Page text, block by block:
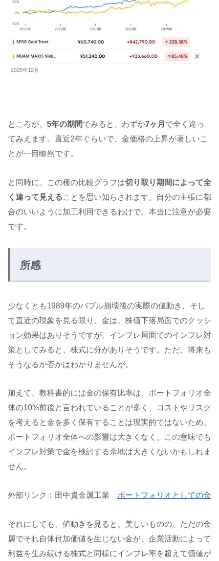
2025年12月
ところが、 5年の期間でみると、わずか7ヶ月 で全く違っ
てみえます。直近2年ぐらいで、金価格の上昇が著しいこ
とが一目瞭然です。
と同時に、この種の比較グラフは切り取り期間によって全
く違って見えることを思い知らされます。自分の主張に都
合のいいように加工利用できるわけで、本当に注意が必要
です。
所感
少なくとも1989年のバブル崩壊後の実際の値動き、そし
て直近の現象を見る限り、金は、株価下落局面でのクッシ
ョン効果はありそうですが、インフレ局面でのインフレ対
策としてみると、株式に分がありそうです。ただ、将来も
そうなるか否かはわかりませんが。
加えて、教科書的には金の保有比率は、ポートフォリオ全
体の10%前後と言われていることが多く、コストやリスク
を考えると金を多く保有することは現実的ではないため、
ポートフォリオ全体への影響は大きくなく、この意味でも
インフレ対策で金を検討する余地は大きくないかもしれま
せん。
外部リンク：田中貴金属工業 ポートフォリオとしての金
それにしても、値動きを見ると、美しいものの、ただの金
属でそれ自体付加価値を生じない金が、企業活動によって
利益を生み続ける株式と同様にインフレ率を超えて価値が